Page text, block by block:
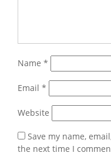
Name *
Email *
Website
Save my name,
the next time I